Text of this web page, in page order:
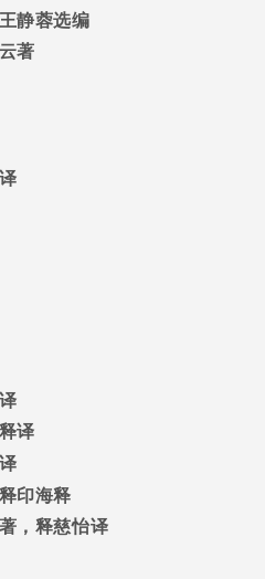
静蓉选编
著
译
印海释
，释慈怡译